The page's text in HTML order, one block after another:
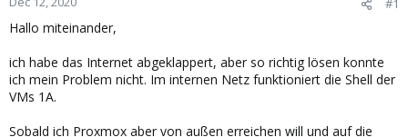
r
t
e
#1
Hallo miteinander,
ich habe das Internet abgeklappert, aber so richtig lösen konnte
ich mein Problem nicht. Im internen Netz funktioniert die Shell der
VMs 1A.
Sobald ich Proxmox aber von außen erreichen will und auf die